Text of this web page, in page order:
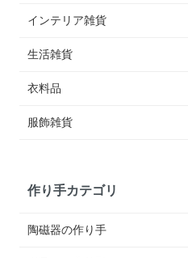
インテリア雑貨
生活雑貨
衣料品
服飾雑貨
作り手カテゴリ
陶磁器の作り手